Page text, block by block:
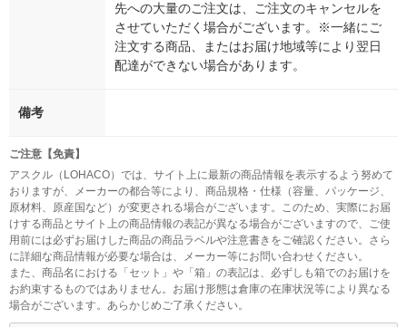
先への大量のご注文は、ご注文のキャンセルを
させていただく場合がございます。※一緒にご
注文する商品、またはお届け地域等により翌日
配達ができない場合があります。
備考
ご注意【免責】
アスクル（LOHACO）では、サイト上に最新の商品情報を表示するよう努めて
おりますが、メーカーの都合等により、商品規格・仕様（容量、パッケージ、
原材料、原産国など）が変更される場合がございます。このため、実際にお届
けする商品とサイト上の商品情報の表記が異なる場合がございますので、ご使
用前には必ずお届けした商品の商品ラベルや注意書きをご確認ください。さら
に詳細な商品情報が必要な場合は、メーカー等にお問い合わせください。
また、商品名における「セット」や「箱」の表記は、必ずしも箱でのお届けを
お約束するものではありません。お届け形態は倉庫の在庫状況等により異なる
場合がございます。あらかじめご了承ください。